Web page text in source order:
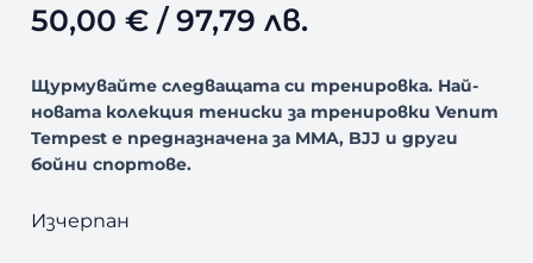
50,00 €/ 97,79 лв.
Щурмувайте следващата си тренировка. Най-
новата колекция тениски за тренировки Venum
Tempest е предназначена за MMA, BJJ и други
бойни спортове.
Изчерпан